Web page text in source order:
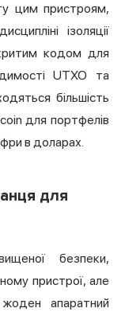
цим пристроям,
ізоляції
кодом для
UTXO та
більшість
для портфелів
в доларах.
для
безпеки,
пристрої, але
апаратний